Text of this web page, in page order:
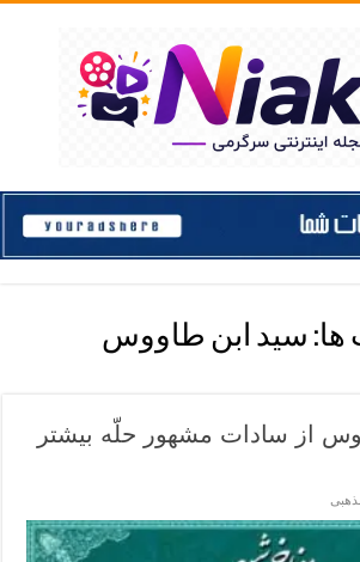
سید ابن طاووس
از سادات مشهور حلّه بیشتر